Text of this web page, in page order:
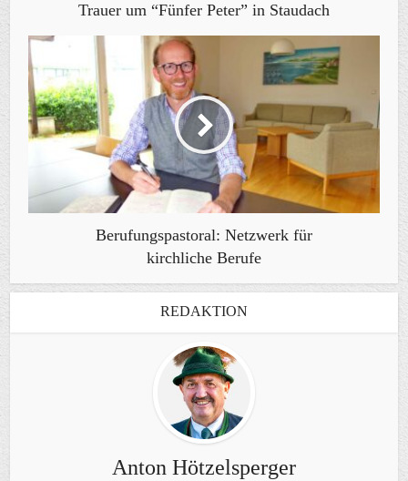
Trauer um “Fünfer Peter” in Staudach
Berufungspastoral: Netzwerk für
kirchliche Berufe
REDAKTION
Anton Hötzelsperger